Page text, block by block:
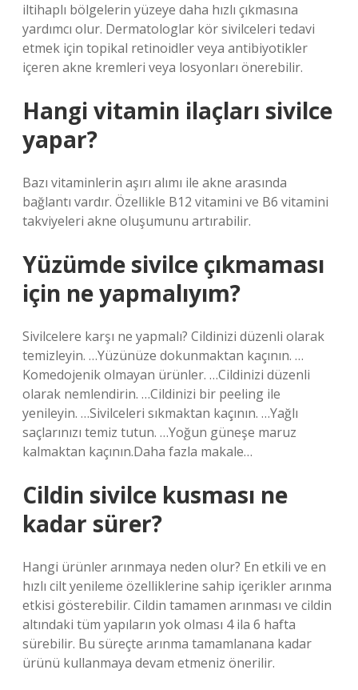
iltihaplı bölgelerin yüzeye daha hızlı çıkmasına
yardımcı olur. Dermatologlar kör sivilceleri tedavi
etmek için topikal retinoidler veya antibiyotikler
içeren akne kremleri veya losyonları önerebilir.
Hangi vitamin ilaçları sivilce
yapar?
Bazı vitaminlerin aşırı alımı ile akne arasında
bağlantı vardır. Özellikle B12 vitamini ve B6 vitamini
takviyeleri akne oluşumunu artırabilir.
Yüzümde sivilce çıkmaması
için ne yapmalıyım?
Sivilcelere karşı ne yapmalı? Cildinizi düzenli olarak
temizleyin. …Yüzünüze dokunmaktan kaçının. …
Komedojenik olmayan ürünler. …Cildinizi düzenli
olarak nemlendirin. …Cildinizi bir peeling ile
yenileyin. …Sivilceleri sıkmaktan kaçının. …Yağlı
saçlarınızı temiz tutun. …Yoğun güneşe maruz
kalmaktan kaçının.Daha fazla makale…
Cildin sivilce kusması ne
kadar sürer?
Hangi ürünler arınmaya neden olur? En etkili ve en
hızlı cilt yenileme özelliklerine sahip içerikler arınma
etkisi gösterebilir. Cildin tamamen arınması ve cildin
altındaki tüm yapıların yok olması 4 ila 6 hafta
sürebilir. Bu süreçte arınma tamamlanana kadar
ürünü kullanmaya devam etmeniz önerilir.